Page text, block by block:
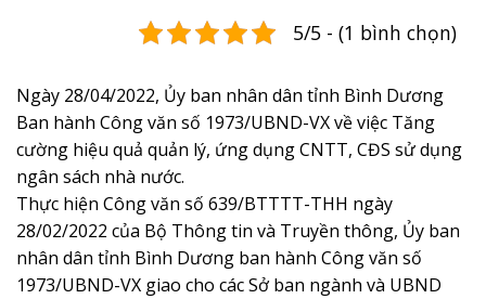
5/5 - (1 bình chọn)
Ngày 28/04/2022, Ủy ban nhân dân tỉnh Bình Dương
Ban hành Công văn số 1973/UBND-VX ​về việc ​Tăng
cường hiệu quả quản lý, ứng dụng CNTT, CĐS sử dụng
ngân sách nhà nước.​
Thực hiện Công văn số 639/BTTTT-THH ngày
28/02/2022 của Bộ Thông tin và Truyền thông, Ủy ban
nhân dân tỉnh Bình Dương ban hành Công văn số
1973/UBND-VX giao cho các Sở ban ngành và UBND